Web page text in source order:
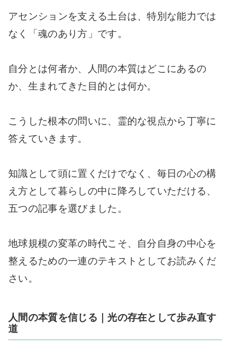
アセンションを支える土台は、特別な能力では
なく「魂のあり方」です。
自分とは何者か、人間の本質はどこにあるの
か、生まれてきた目的とは何か。
こうした根本の問いに、霊的な視点から丁寧に
答えていきます。
知識として頭に置くだけでなく、毎日の心の構
え方として暮らしの中に降ろしていただける、
五つの記事を選びました。
地球規模の変革の時代こそ、自分自身の中心を
整えるための一連のテキストとしてお読みくだ
さい。
人間の本質を信じる｜光の存在として歩み直す
道